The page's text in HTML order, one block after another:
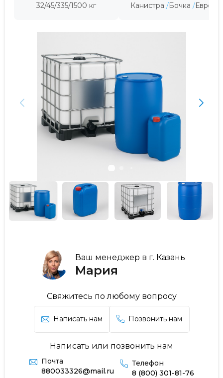
Ваш менеджер в г. Казань
Мария
Свяжитесь по любому вопросу
Написать нам Позвонить нам
Написать или позвонить нам
Почта
880033326@mail.ru
Телефон
8 (800) 301-81-76
32/45/335/1500 кг
Канистра
Бочка